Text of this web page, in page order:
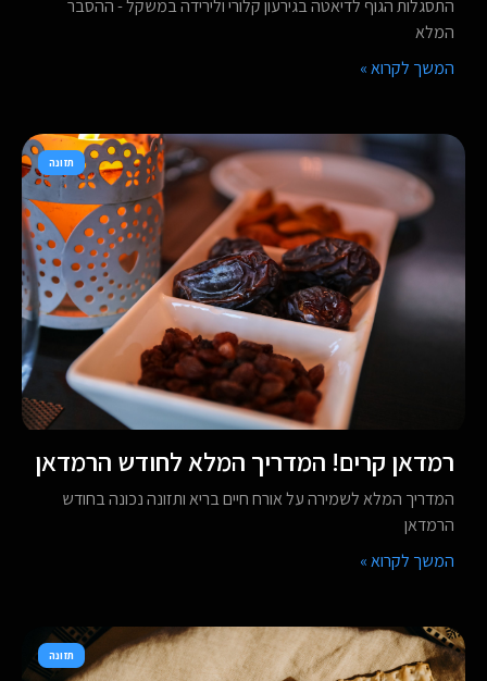
התסגלות הגוף לדיאטה בגירעון קלורי ולירידה במשקל - ההסבר
המלא
המשך לקרוא »
רמדאן קרים! המדריך המלא לחודש הרמדאן
המדריך המלא לשמירה על אורח חיים בריא ותזונה נכונה בחודש
הרמדאן
המשך לקרוא »
תזונה
תזונה